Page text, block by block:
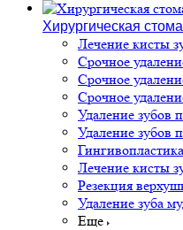
Хирургическая
Лечение кисты
Срочное
Срочное
Срочное
Удаление зубов
Удаление зубов
Лечение кисты
Резекция
Удаление зуба
Еще